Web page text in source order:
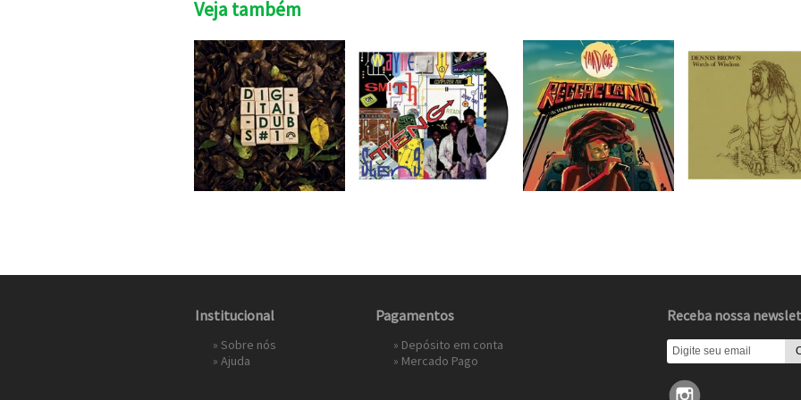
Veja também
Institucional
» Sobre nós
» Ajuda
Pagamentos
» Depósito em conta
» Mercado Pago
Receba nossa